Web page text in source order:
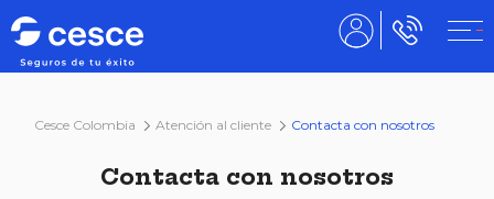
Cesce Colombia Atención al cliente Contacta con nosotros
Contacta con nosotros